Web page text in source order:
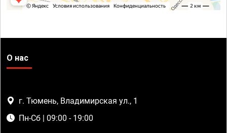
О нас
г. Тюмень, Владимирская ул., 1
Пн-Сб | 09:00 - 19:00